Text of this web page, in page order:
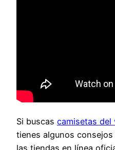
Si buscas camisetas del
tienes algunos
las tiendas en línea